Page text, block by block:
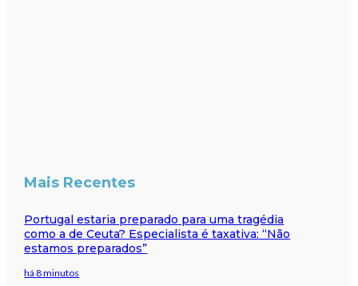
Mais Recentes
Portugal estaria preparado para uma tragédia
como a de Ceuta? Especialista é taxativa: “Não
estamos preparados”
há 8 minutos